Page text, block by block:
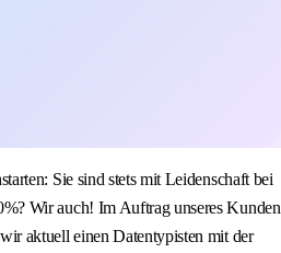
Sie sind stets mit Leidenschaft bei
Wir auch! Im Auftrag unseres Kunden
aktuell einen Datentypisten mit der